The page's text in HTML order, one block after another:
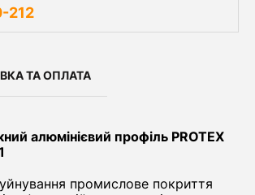
212
ТА ОПЛАТА
алюмінієвий профіль PROTEX
промислове покриття